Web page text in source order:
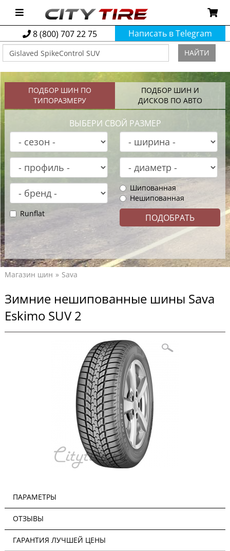
8 (800) 707 22 75 Написать в Telegram
НАЙТИ
ПОДБОР ШИН ПО
ТИПОРАЗМЕРУ
ПОДБОР ШИН И
ДИСКОВ ПО АВТО
ВЫБЕРИ СВОЙ РАЗМЕР
Шипованная
Нешипованная
Runflat
Магазин шин Sava
Зимние нешипованные шины Sava
Eskimo SUV 2
ПАРАМЕТРЫ
ОТЗЫВЫ
ГАРАНТИЯ ЛУЧШЕЙ ЦЕНЫ